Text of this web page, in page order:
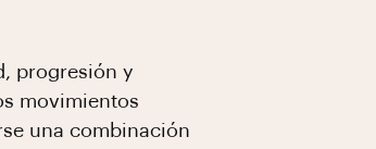
progresión y
movimientos
una combinación